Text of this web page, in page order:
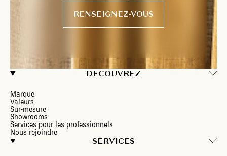
DECOUVREZ
Marque
Valeurs
Sur-mesure
Showrooms
Services pour les professionnels
Nous rejoindre
SERVICES
RENSEIGNEZ-VOUS